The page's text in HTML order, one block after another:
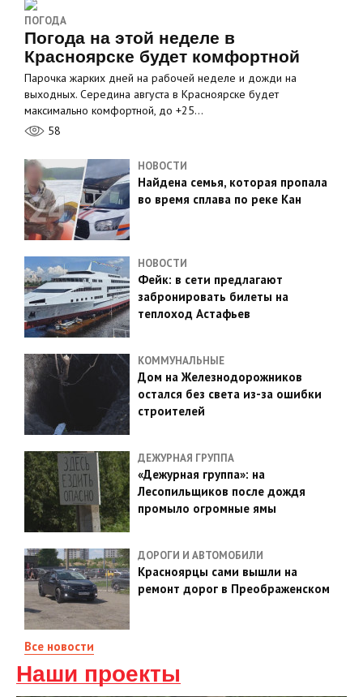
ПОГОДА
Погода на этой неделе в
Красноярске будет комфортной
Парочка жарких дней на рабочей неделе и дожди на
выходных. Середина августа в Красноярске будет
максимально комфортной, до +25…
58
НОВОСТИ
Найдена семья, которая пропала
во время сплава по реке Кан
НОВОСТИ
Фейк: в сети предлагают
забронировать билеты на
теплоход Астафьев
КОММУНАЛЬНЫЕ
Дом на Железнодорожников
остался без света из-за ошибки
строителей
ДЕЖУРНАЯ ГРУППА
«Дежурная группа»: на
Лесопильщиков после дождя
промыло огромные ямы
ДОРОГИ И АВТОМОБИЛИ
Красноярцы сами вышли на
ремонт дорог в Преображенском
Все новости
Наши проекты